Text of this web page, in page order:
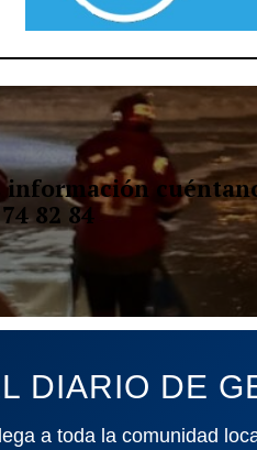
información
82 84
DIARIO DE
a toda la comunidad